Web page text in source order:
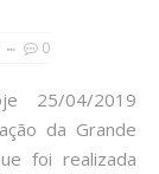
0
25/04/2019
da Grande
foi realizada